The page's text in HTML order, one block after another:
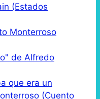
(Estados
Monterroso
de Alfredo
que era un
(Cuento